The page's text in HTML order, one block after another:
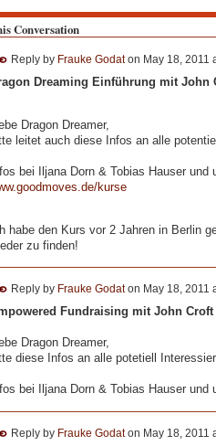
Conversation
Reply by Frauke Godaton May 18, 2011
Dreaming Einführung mit John
Dragon Dreamer,
leitet auch diese Infos an alle
bei Iljana Dorn & Tobias Hauser und
kurse
habe den Kurs vor 2 Jahren in Berlin
zu finden!
Reply by Frauke Godaton May 18, 2011
Fundraising mit John Croft
Dragon Dreamer,
diese Infos an alle potetiell
bei Iljana Dorn & Tobias Hauser und
Reply by Frauke Godaton May 18, 2011